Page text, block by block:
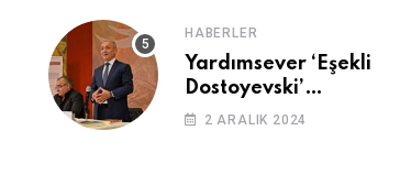
HABERLER
Yardımsever ‘Eşekli
Dostoyevski’
Cemevi’ndeydi
2 ARALIK 2024